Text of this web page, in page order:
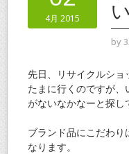
4月 2015
by
先日、リサイクルショ
たまに行くのですが
がないなかなーと探し
ブランド品にこだわ
なります。